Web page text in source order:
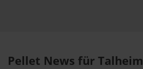
Pellet News für Talheim